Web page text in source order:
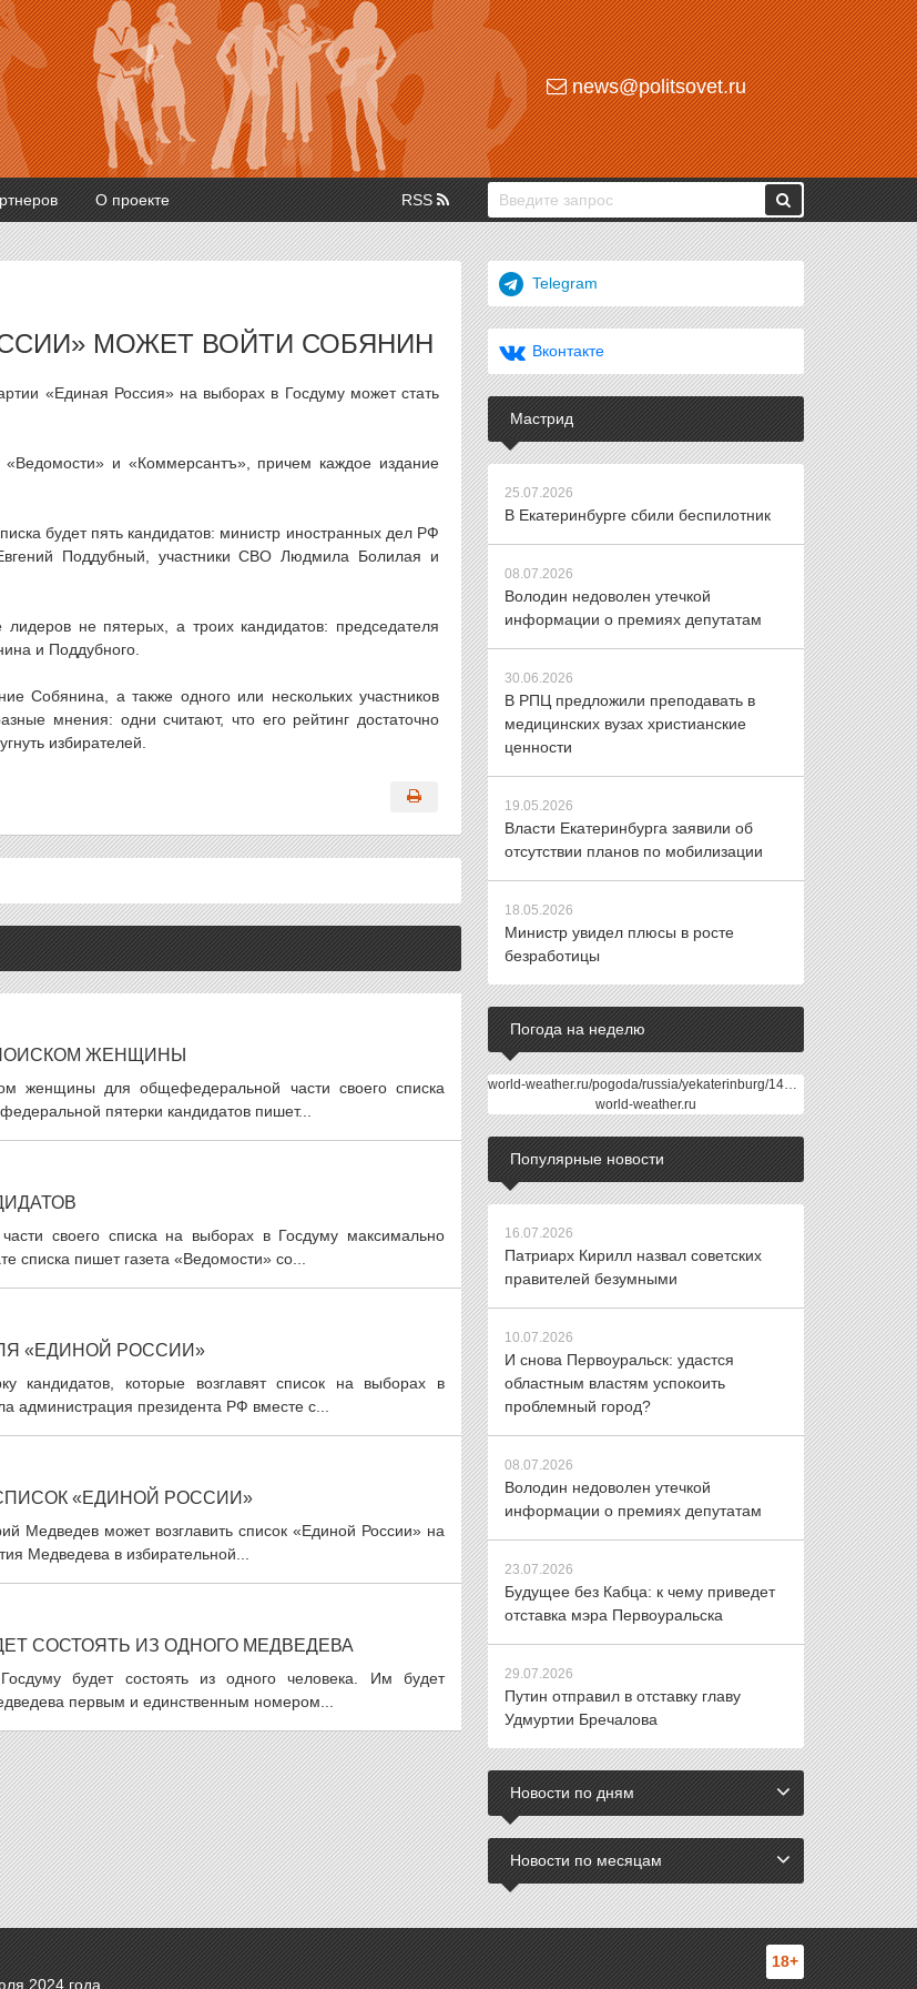
news@politsovet.ru
О проекте RSS
МОЖЕТ ВОЙТИ СОБЯНИН
«Единая Россия» на выборах в Госдуму может стать
и «Коммерсантъ», причем каждое издание
будет пять кандидатов: министр иностранных дел РФ
Поддубный, участники СВО Людмила Болилая и
не пятерых, а троих кандидатов: председателя
и Поддубного.
Собянина, а также одного или нескольких участников
мнения: одни считают, что его рейтинг достаточно
избирателей.
ЖЕНЩИНЫ
женщины для общефедеральной части своего списка
пятерки кандидатов пишет...
своего списка на выборах в Госдуму максимально
пишет газета «Ведомости» со...
«ЕДИНОЙ РОССИИ»
кандидатов, которые возглавят список на выборах в
администрация президента РФ вместе с...
«ЕДИНОЙ РОССИИ»
Медведев может возглавить список «Единой России» на
Медведева в избирательной...
СОСТОЯТЬ ИЗ ОДНОГО МЕДВЕДЕВА
будет состоять из одного человека. Им будет
первым и единственным номером...
Telegram
Вконтакте
Мастрид
25.07.2026
В Екатеринбурге сбили беспилотник
08.07.2026
Володин недоволен утечкой
информации о премиях депутатам
30.06.2026
В РПЦ предложили преподавать в
медицинских вузах христианские
ценности
19.05.2026
Власти Екатеринбурга заявили об
отсутствии планов по мобилизации
18.05.2026
Министр увидел плюсы в росте
безработицы
Погода на неделю
world-weather.ru/pogoda/russia/yekaterinburg/14days/
world-weather.ru
Популярные новости
16.07.2026
Патриарх Кирилл назвал советских
правителей безумными
10.07.2026
И снова Первоуральск: удастся
областным властям успокоить
проблемный город?
08.07.2026
Володин недоволен утечкой
информации о премиях депутатам
23.07.2026
Будущее без Кабца: к чему приведет
отставка мэра Первоуральска
29.07.2026
Путин отправил в отставку главу
Удмуртии Бречалова
Новости по дням
Новости по месяцам
2024 года.
18+